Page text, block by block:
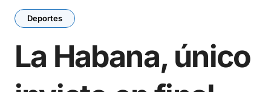
Deportes
La Habana, único